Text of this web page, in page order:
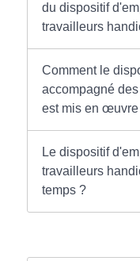
du dispositif
travailleurs
Comment le
accompagné
est mis en
Le dispositif
travailleurs
temps ?